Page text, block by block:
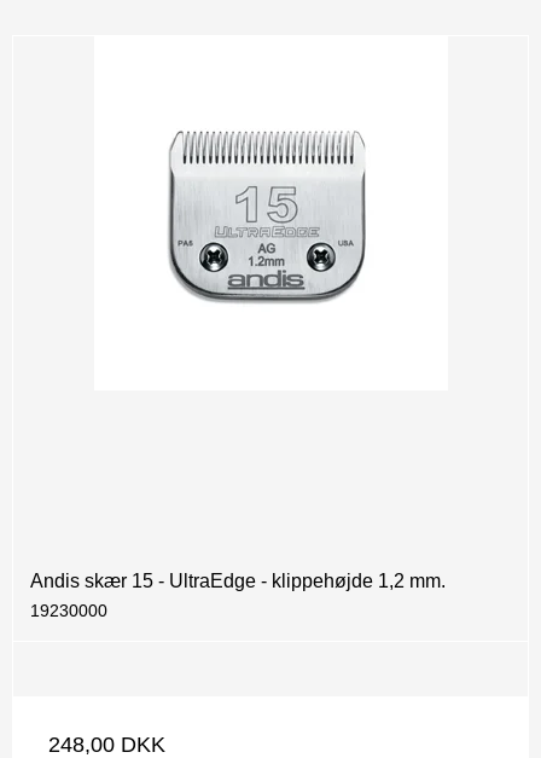
Andis skær 15 - UltraEdge - klippehøjde 1,2 mm.
19230000
248,00 DKK